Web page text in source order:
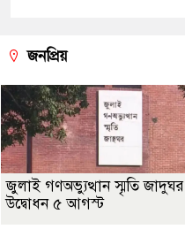
জনপ্রিয়
জুলাই গণঅভ্যুত্থান স্মৃতি জাদুঘর
উদ্বোধন ৫ আগস্ট